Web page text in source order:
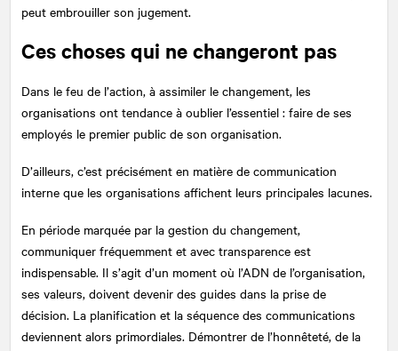
peut embrouiller son jugement.
Ces choses qui ne changeront pas
Dans le feu de l’action, à assimiler le changement, les
organisations ont tendance à oublier l’essentiel : faire de ses
employés le premier public de son organisation.
D’ailleurs, c’est précisément en matière de communication
interne que les organisations affichent leurs principales lacunes.
En période marquée par la gestion du changement,
communiquer fréquemment et avec transparence est
indispensable. Il s’agit d’un moment où l’ADN de l’organisation,
ses valeurs, doivent devenir des guides dans la prise de
décision. La planification et la séquence des communications
deviennent alors primordiales. Démontrer de l’honnêteté, de la